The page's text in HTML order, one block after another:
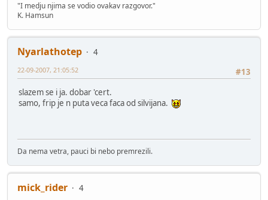
"I medju njima se vodio ovakav razgovor."
K. Hamsun
Nyarlathotep
4
#13
22-09-2007, 21:05:52
slazem se i ja. dobar 'cert.
samo, frip je n puta veca faca od silvijana.
Da nema vetra, pauci bi nebo premrezili.
mick_rider
4